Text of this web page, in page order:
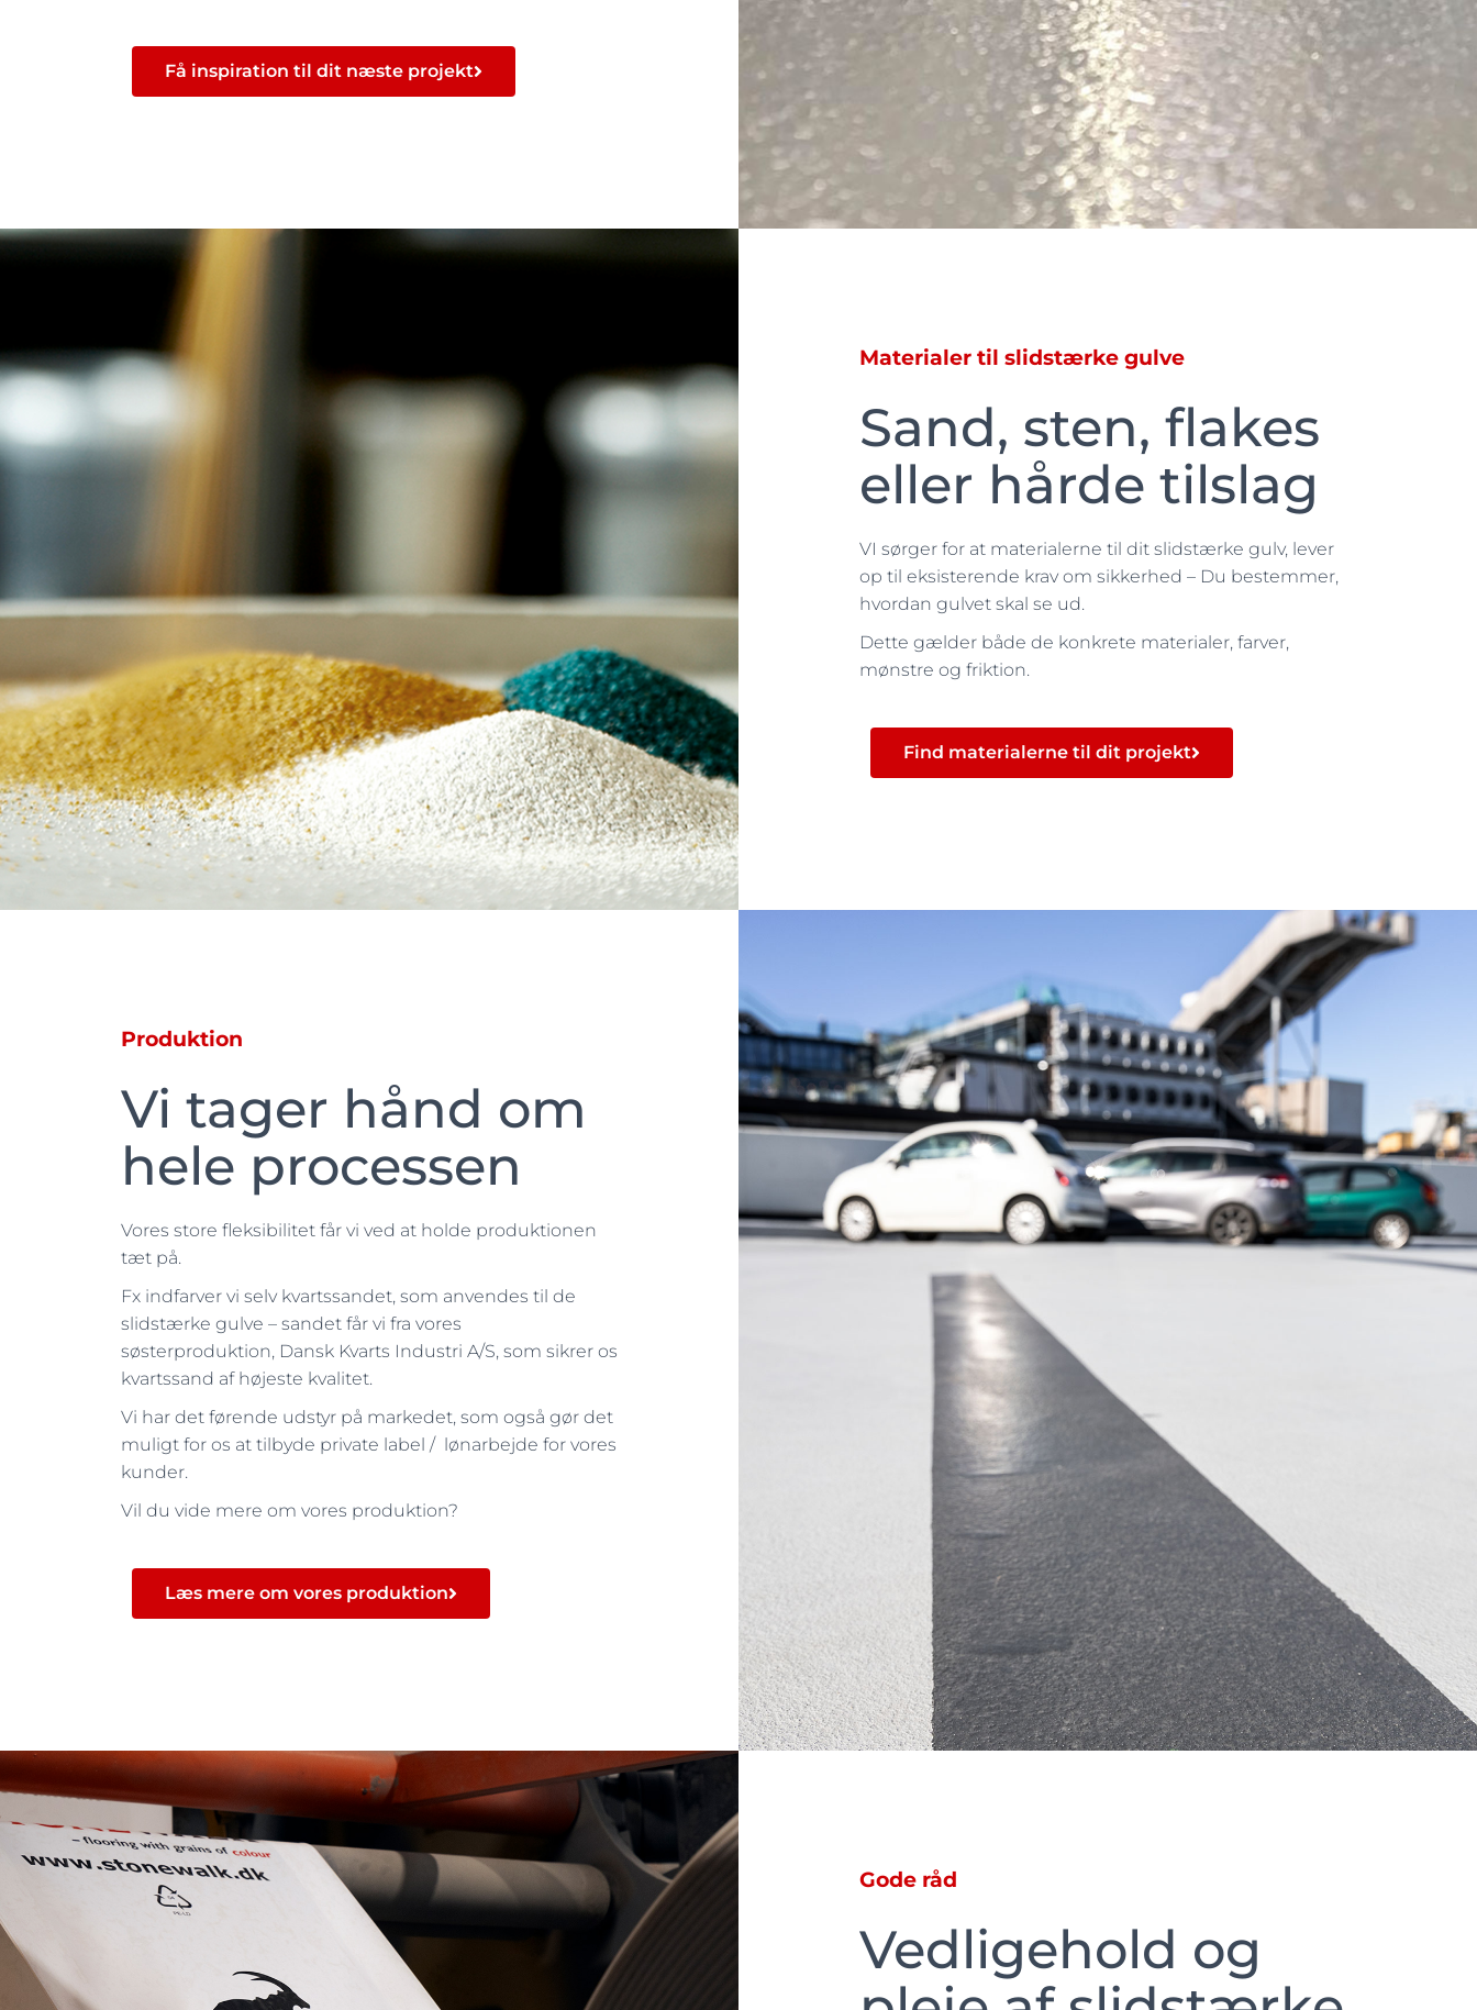
Få inspiration til dit næste projekt
Materialer til slidstærke gulve
Sand, sten, flakes
eller hårde tilslag​
VI sørger for at materialerne til dit slidstærke gulv, lever
op til eksisterende krav om sikkerhed – Du bestemmer,
hvordan gulvet skal se ud.
Dette gælder både de konkrete materialer, farver,
mønstre og friktion.
Find materialerne til dit projekt
Produktion
Vi tager hånd om
hele processen
Vores store fleksibilitet får vi ved at holde produktionen
tæt på.
Fx indfarver vi selv kvartssandet, som anvendes til de
slidstærke gulve – sandet får vi fra vores
søsterproduktion, Dansk Kvarts Industri A/S, som sikrer os
kvartssand af højeste kvalitet.
Vi har det førende udstyr på markedet, som også gør det
muligt for os at tilbyde private label / lønarbejde for vores
kunder.
Vil du vide mere om vores produktion?
Læs mere om vores produktion
Gode råd
Vedligehold og